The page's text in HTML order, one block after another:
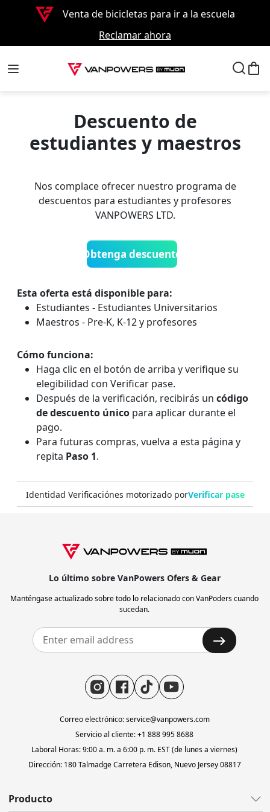
Venta de bicicletas para ir a la escuela
Reclamar ahora
Descuento de
estudiantes y maestros
Nos complace ofrecer nuestro programa de
descuentos para estudiantes y profesores
VANPOWERS LTD.
Obtenga descuento
Esta oferta está disponible para:
Estudiantes - Estudiantes Universitarios
Maestros - Pre-K, K-12 y profesores
Cómo funciona:
Haga clic en el botón de arriba y verifique su
elegibilidad con Verificar pase.
Después de la verificación, recibirás un código
de descuento único para aplicar durante el
pago.
Para futuras compras, vuelva a esta página y
repita Paso 1.
Identidad Verificaciónes motorizado porVerificar pase
Lo último sobre VanPowers Ofers & Gear
Manténgase actualizado sobre todo lo relacionado con VanPoders cuando
sucedan.
Correo electrónico: service@vanpowers.com
Servicio al cliente: +1 888 995 8688
Laboral Horas: 9:00 a. m. a 6:00 p. m. EST (de lunes a viernes)
Dirección: 180 Talmadge Carretera Edison, Nuevo Jersey 08817
Producto